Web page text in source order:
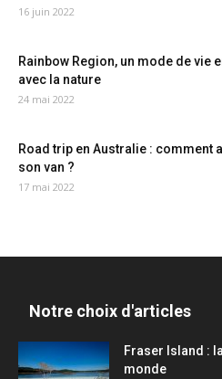
16 juin 2022
Rainbow Region, un mode de vie
avec la nature
24 mai 2022
Road trip en Australie : comment
son van ?
17 mai 2022
Notre choix d'articles
Fraser Island :
monde